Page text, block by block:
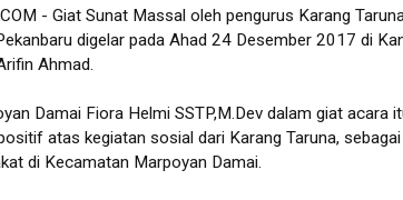
- Giat Sunat Massal oleh pengurus Karang
digelar pada Ahad 24 Desember 2017 di
Ahmad.
Damai Fiora Helmi SSTP,M.Dev dalam giat acara
atas kegiatan sosial dari Karang Taruna,
di Kecamatan Marpoyan Damai.